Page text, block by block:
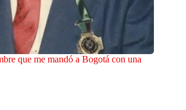
que me mandó a Bogotá con una